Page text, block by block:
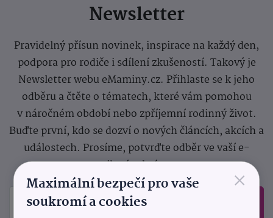
Newsletter
Pravidelný přísun novinek, inspirace na každý den,
podpora pro rodiče i sdílení zkušeností. Takový je
Newsletter webu eMaminy.cz. Přihlaste se k jeho
odběru a čtěte o tématech, které vám pomohou
v náročném období nebo zpříjemní rodinný život.
Buďte první, kdo se dozví o nových článcích, akcích a
událostech. Prosíme, potvrďte odběr ve vaší e-
mailové schránce.
×
Maximální bezpečí pro vaše
soukromí a cookies